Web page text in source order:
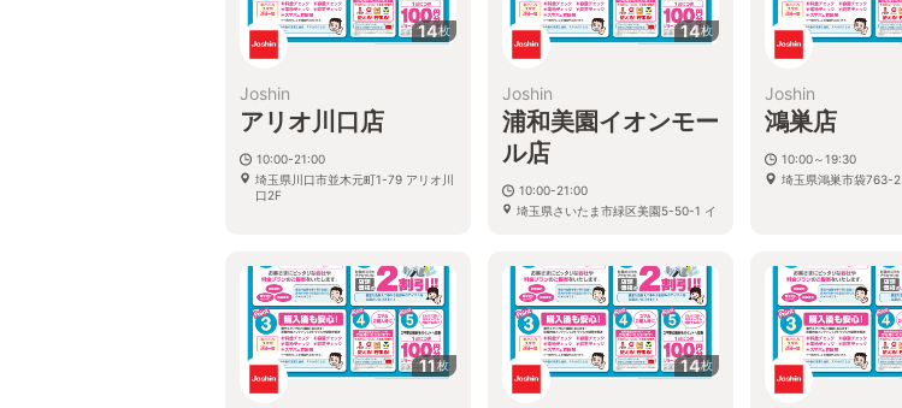
14枚
Joshin
アリオ川口店
10:00-21:00
埼玉県川口市並木元町1-79 アリオ川
口2F
14枚
Joshin
浦和美園イオンモー
ル店
10:00-21:00
埼玉県さいたま市緑区美園5-50-1 イ
Joshin
鴻巣店
10:00～19:30
埼玉県鴻巣市袋763-2
11枚 14枚